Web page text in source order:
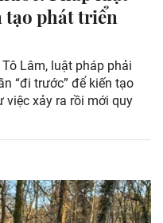
tạo phát triển
Lâm, luật pháp phải
“đi trước” để kiến tạo
việc xảy ra rồi mới quy